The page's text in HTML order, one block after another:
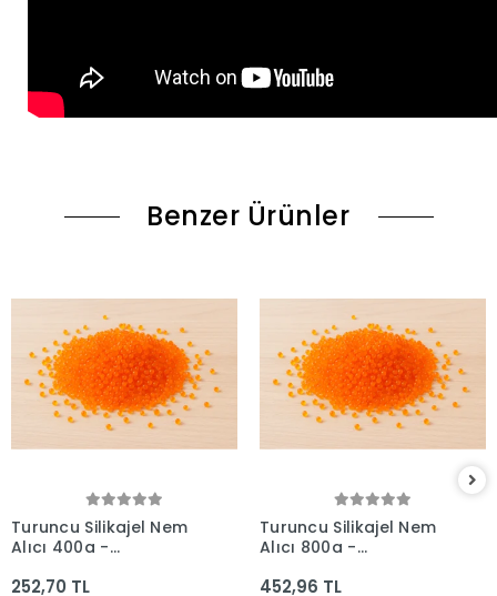
Benzer Ürünler
Turuncu Silikajel Nem
Alıcı 400g -
Önleyici Silika Jel
252,70 TL
Turuncu Silikajel Nem
Alıcı 800g -
Önleyici Silika Jel
452,96 TL